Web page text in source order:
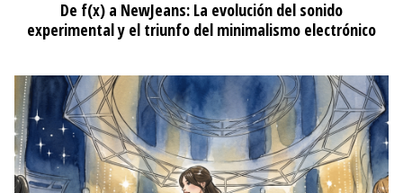
De f(x) a NewJeans: La evolución del sonido
experimental y el triunfo del minimalismo electrónico